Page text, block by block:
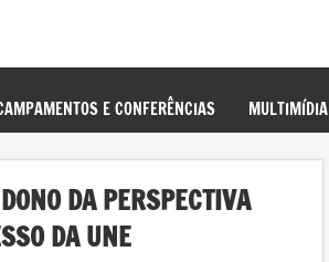
E CONFERÊNCIAS MULTIMÍDIA
DA PERSPECTIVA
DA UNE